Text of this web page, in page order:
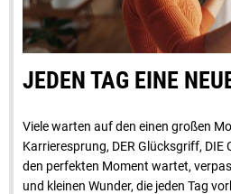
JEDEN TAG EINE
Viele warten auf den einen großen
Karrieresprung, DER Glücksgriff, DIE
den perfekten Moment wartet,
und kleinen Wunder, die jeden Tag